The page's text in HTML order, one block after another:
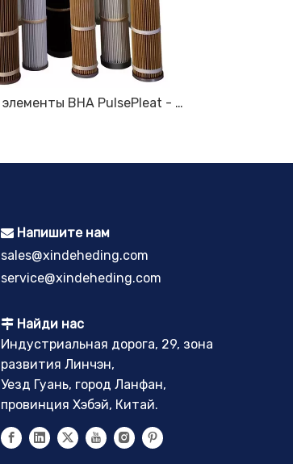
Фильтрующие элементы BHA PulsePleat - Детали и аксессуары для рукавных фильтров - Оборудование для сбора пыли (DustHog)
 Напишите нам
sales@xindeheding.com
service@xindeheding.com
 Найди нас
Индустриальная дорога, 29, зона
развития Линчэн,
Уезд Гуань, город Ланфан,
провинция Хэбэй, Китай.